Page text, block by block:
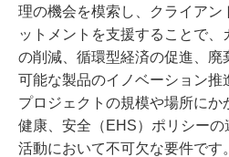
理の機会を模索し、クライアン
ットメントを支援することで、
の削減、循環型経済の促進、廃
可能な製品のイノベーション推
プロジェクトの規模や場所にか
健康、安全（EHS）ポリシー
活動において不可欠な要件で